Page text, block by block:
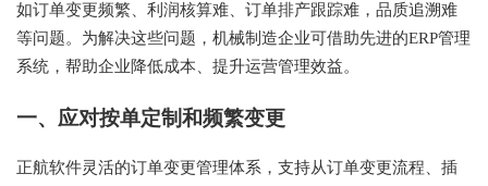
如订单变更频繁、利润核算难、订单排产跟踪难，品质追溯难
等问题。为解决这些问题，机械制造企业可借助先进的ERP管理
系统，帮助企业降低成本、提升运营管理效益。
一、应对按单定制和频繁变更
正航软件灵活的订单变更管理体系，支持从订单变更流程、插